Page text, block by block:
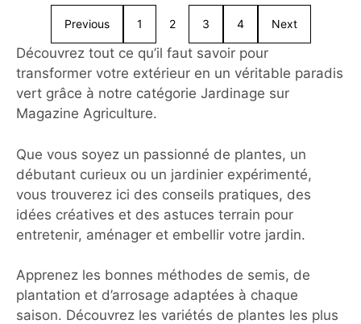
réussite de chaque partie. Au cœur
des terrains, le choix de votre
équipement détermine souvent la
trajectoire du tir et la précision du
point. Parmi les références
incontournables du marché actuel, le
Previous 1 2 3 4 Next
Découvrez tout ce qu’il faut savoir pour
transformer votre extérieur en un véritable paradis
vert grâce à notre catégorie Jardinage sur
Magazine Agriculture.
Que vous soyez un passionné de plantes, un
débutant curieux ou un jardinier expérimenté,
vous trouverez ici des conseils pratiques, des
idées créatives et des astuces terrain pour
entretenir, aménager et embellir votre jardin.
Apprenez les bonnes méthodes de semis, de
plantation et d’arrosage adaptées à chaque
saison. Découvrez les variétés de plantes les plus